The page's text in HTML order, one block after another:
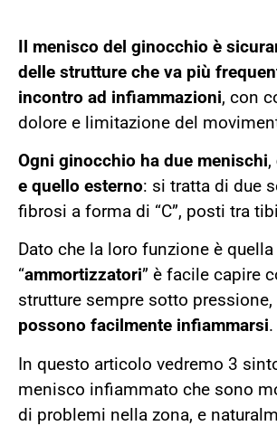
Il menisco del ginocchio è
delle strutture che va più
incontro ad infiammazioni, con
dolore e limitazione del
Ogni ginocchio ha due menischi,
e quello esterno: si tratta di due
fibrosi a forma di “C”, posti tra
Dato che la loro funzione è
“ammortizzatori” è facile capire
strutture sempre sotto
possono facilmente infiammarsi.
In questo articolo vedremo 3
menisco infiammato che sono
di problemi nella zona, e